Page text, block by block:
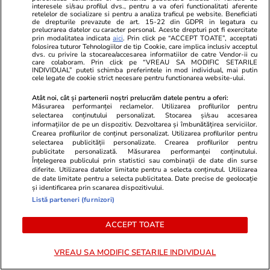
bagajul de mână. Ghid pentru
eficientizarea spaţiului
Cum păstrăm brânza fără să
mucegăiască
De ce să nu păstrezi cartofii
interesele si/sau profilul dvs., pentru a va oferi functionalitati aferente
retelelor de socializare si pentru a analiza traficul pe website. Beneficiati
de drepturile prevazute de art. 15-22 din GDPR in legatura cu
prelucrarea datelor cu caracter personal. Aceste drepturi pot fi exercitate
prin modalitatea indicataaici. Prin click pe “ACCEPT TOATE”, acceptati
folosirea tuturor Tehnologiilor de tip Cookie, care implica inclusiv acceptul
dvs. cu privire la stocarea/accesarea informatiilor de catre Vendor-ii cu
care colaboram. Prin click pe “VREAU SA MODIFIC SETARILE
INDIVIDUAL” puteti schimba preferintele in mod individual, mai putin
cele legate de cookie strict necesare pentru functionarea website-ului.
Atât noi, cât și partenerii noștri prelucrăm datele pentru a oferi:
Măsurarea performanței reclamelor. Utilizarea profilurilor pentru
selectarea conținutului personalizat. Stocarea și/sau accesarea
informațiilor de pe un dispozitiv. Dezvoltarea și îmbunătățirea serviciilor.
Crearea profilurilor de conținut personalizat. Utilizarea profilurilor pentru
selectarea publicității personalizate. Crearea profilurilor pentru
publicitate personalizată. Măsurarea performanței conținutului.
Înțelegerea publicului prin statistici sau combinații de date din surse
diferite. Utilizarea datelor limitate pentru a selecta conținutul. Utilizarea
de date limitate pentru a selecta publicitatea. Date precise de geolocație
și identificarea prin scanarea dispozitivului.
Listă parteneri (furnizori)
ACCEPT TOATE
VREAU SA MODIFIC SETARILE INDIVIDUAL